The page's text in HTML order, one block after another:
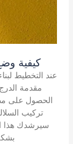
كيفية
عند التخطيط
مقدمة
الحصول على
تركيب
سيرشدك هذا